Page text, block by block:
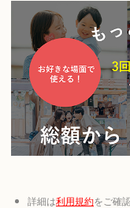
詳細は利用規約をご確